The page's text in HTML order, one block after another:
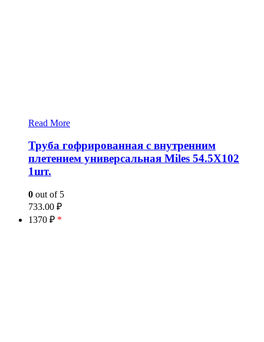
Read More
Труба гофрированная с внутренним
плетением универсальная Miles 54.5X102
1шт.
0 out of 5
733.00 ₽
1370 ₽ *